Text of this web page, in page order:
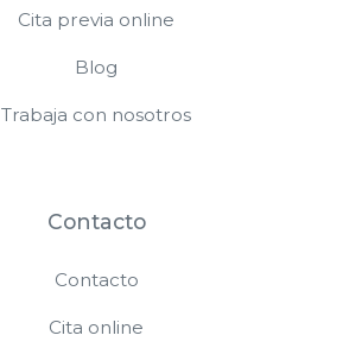
Cita previa online
Blog
Trabaja con nosotros
Contacto
Contacto
Cita online